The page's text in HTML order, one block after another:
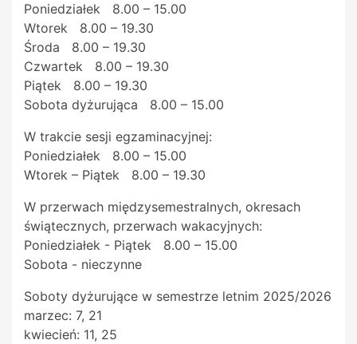
Poniedziałek 8.00 – 15.00
Wtorek 8.00 – 19.30
Środa 8.00 – 19.30
Czwartek 8.00 – 19.30
Piątek 8.00 – 19.30
Sobota dyżurująca 8.00 – 15.00
W trakcie sesji egzaminacyjnej:
Poniedziałek 8.00 – 15.00
Wtorek – Piątek 8.00 – 19.30
W przerwach międzysemestralnych, okresach
świątecznych, przerwach wakacyjnych:
Poniedziałek - Piątek 8.00 – 15.00
Sobota - nieczynne
Soboty dyżurujące w semestrze letnim 2025/2026
marzec: 7, 21
kwiecień: 11, 25